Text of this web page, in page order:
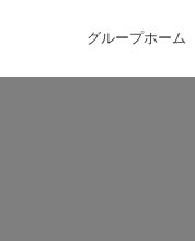
グループホーム